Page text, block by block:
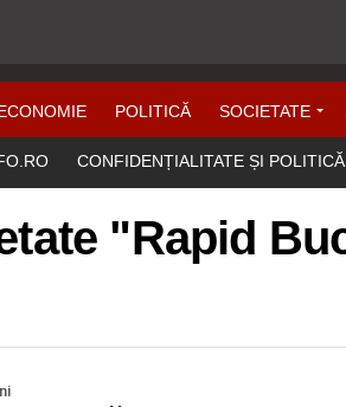
POLITICĂ SOCIETATE
CONFIDENȚIALITATE ȘI
"Rapid